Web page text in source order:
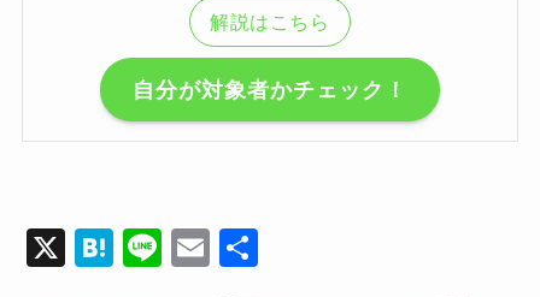
解説はこちら
自分が対象者かチェック！
X
H
Li
E